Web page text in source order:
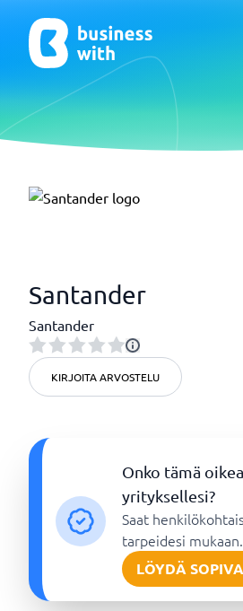
Santander
Santander
KIRJOITA ARVOSTELU
Onko tämä
yrityksellesi?
Saat
tarpeidesi mukaan.
LÖYDÄ